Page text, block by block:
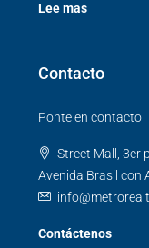
Lee mas
Contacto
Ponte en contacto
Street Mall, 3er
Avenida Brasil con
Contáctenos